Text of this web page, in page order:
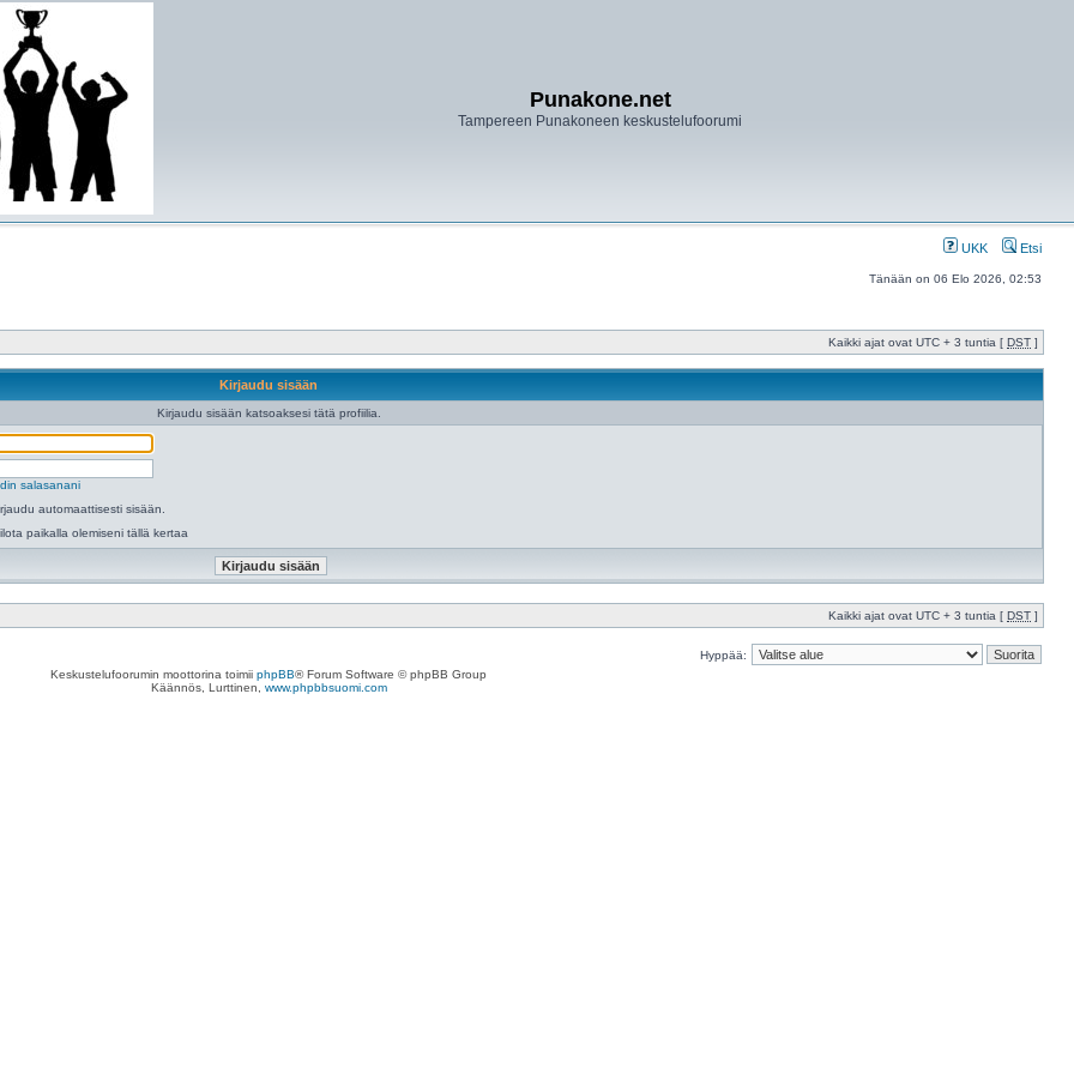
Punakone.net
Tampereen Punakoneen keskustelufoorumi
UKK Etsi
Tänään on 06 Elo 2026, 02:53
Kaikki ajat ovat UTC + 3 tuntia [ DST ]
Kirjaudu sisään
Kirjaudu sisään katsoaksesi tätä profiilia.
salasanani
automaattisesti sisään.
paikalla olemiseni tällä kertaa
Kaikki ajat ovat UTC + 3 tuntia [ DST ]
Hyppää:
Keskustelufoorumin moottorina toimii phpBB® Forum Software © phpBB Group
Käännös, Lurttinen, www.phpbbsuomi.com